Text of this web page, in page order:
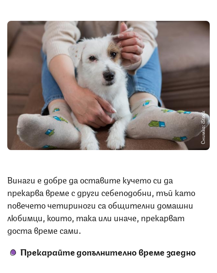
Снимка: iStock
Винаги е добре да оставите кучето си да
прекарва време с други себеподобни, тъй като
повечето четириноги са общителни домашни
любимци, които, така или иначе, прекарват
доста време сами.
Прекарайте допълнително време заедно